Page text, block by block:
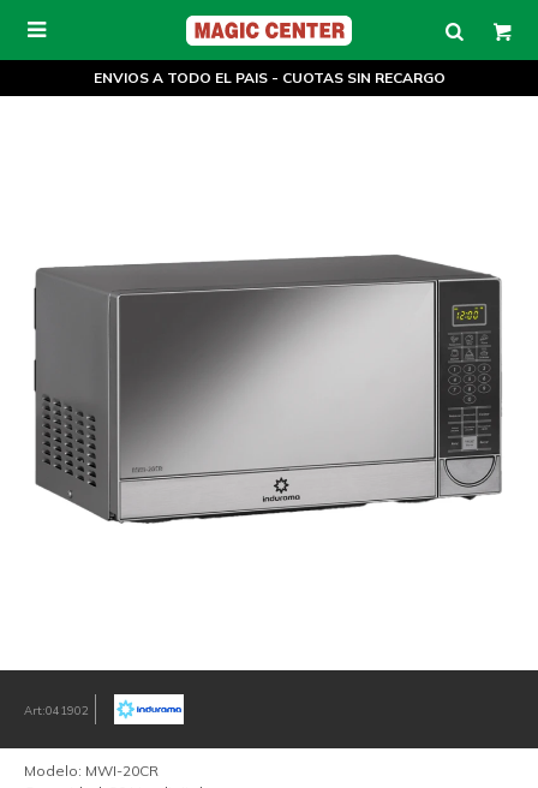

ENVIOS A TODO EL PAIS - CUOTAS SIN RECARGO
041902
Modelo: MWI-20CR